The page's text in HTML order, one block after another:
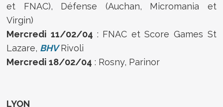
et FNAC), Défense (Auchan, Micromania et
Virgin)
Mercredi 11/02/04 : FNAC et Score Games St
Lazare, BHVRivoli
Mercredi 18/02/04 : Rosny, Parinor
LYON